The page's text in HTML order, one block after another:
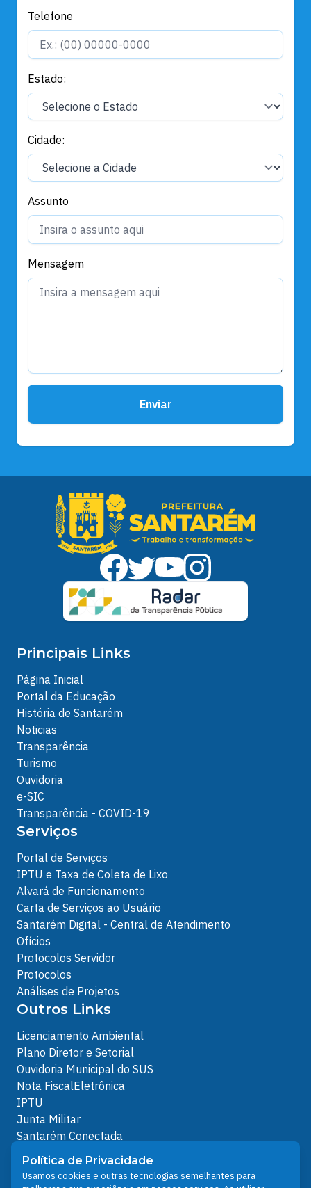
Telefone
Estado:
Cidade:
Assunto
Mensagem
Enviar
Principais Links
Página Inicial
Portal da Educação
História de Santarém
Noticias
Transparência
Turismo
Ouvidoria
e-SIC
Transparência - COVID-19
Serviços
Portal de Serviços
IPTU e Taxa de Coleta de Lixo
Alvará de Funcionamento
Carta de Serviços ao Usuário
Santarém Digital - Central de Atendimento
Ofícios
Protocolos Servidor
Protocolos
Análises de Projetos
Outros Links
Licenciamento Ambiental
Plano Diretor e Setorial
Ouvidoria Municipal do SUS
Nota FiscalEletrônica
IPTU
Junta Militar
Santarém Conectada
Política de Privacidade
People illustrations by Storyset
Política de Privacidade
Usamos cookies e outras tecnologias semelhantes para